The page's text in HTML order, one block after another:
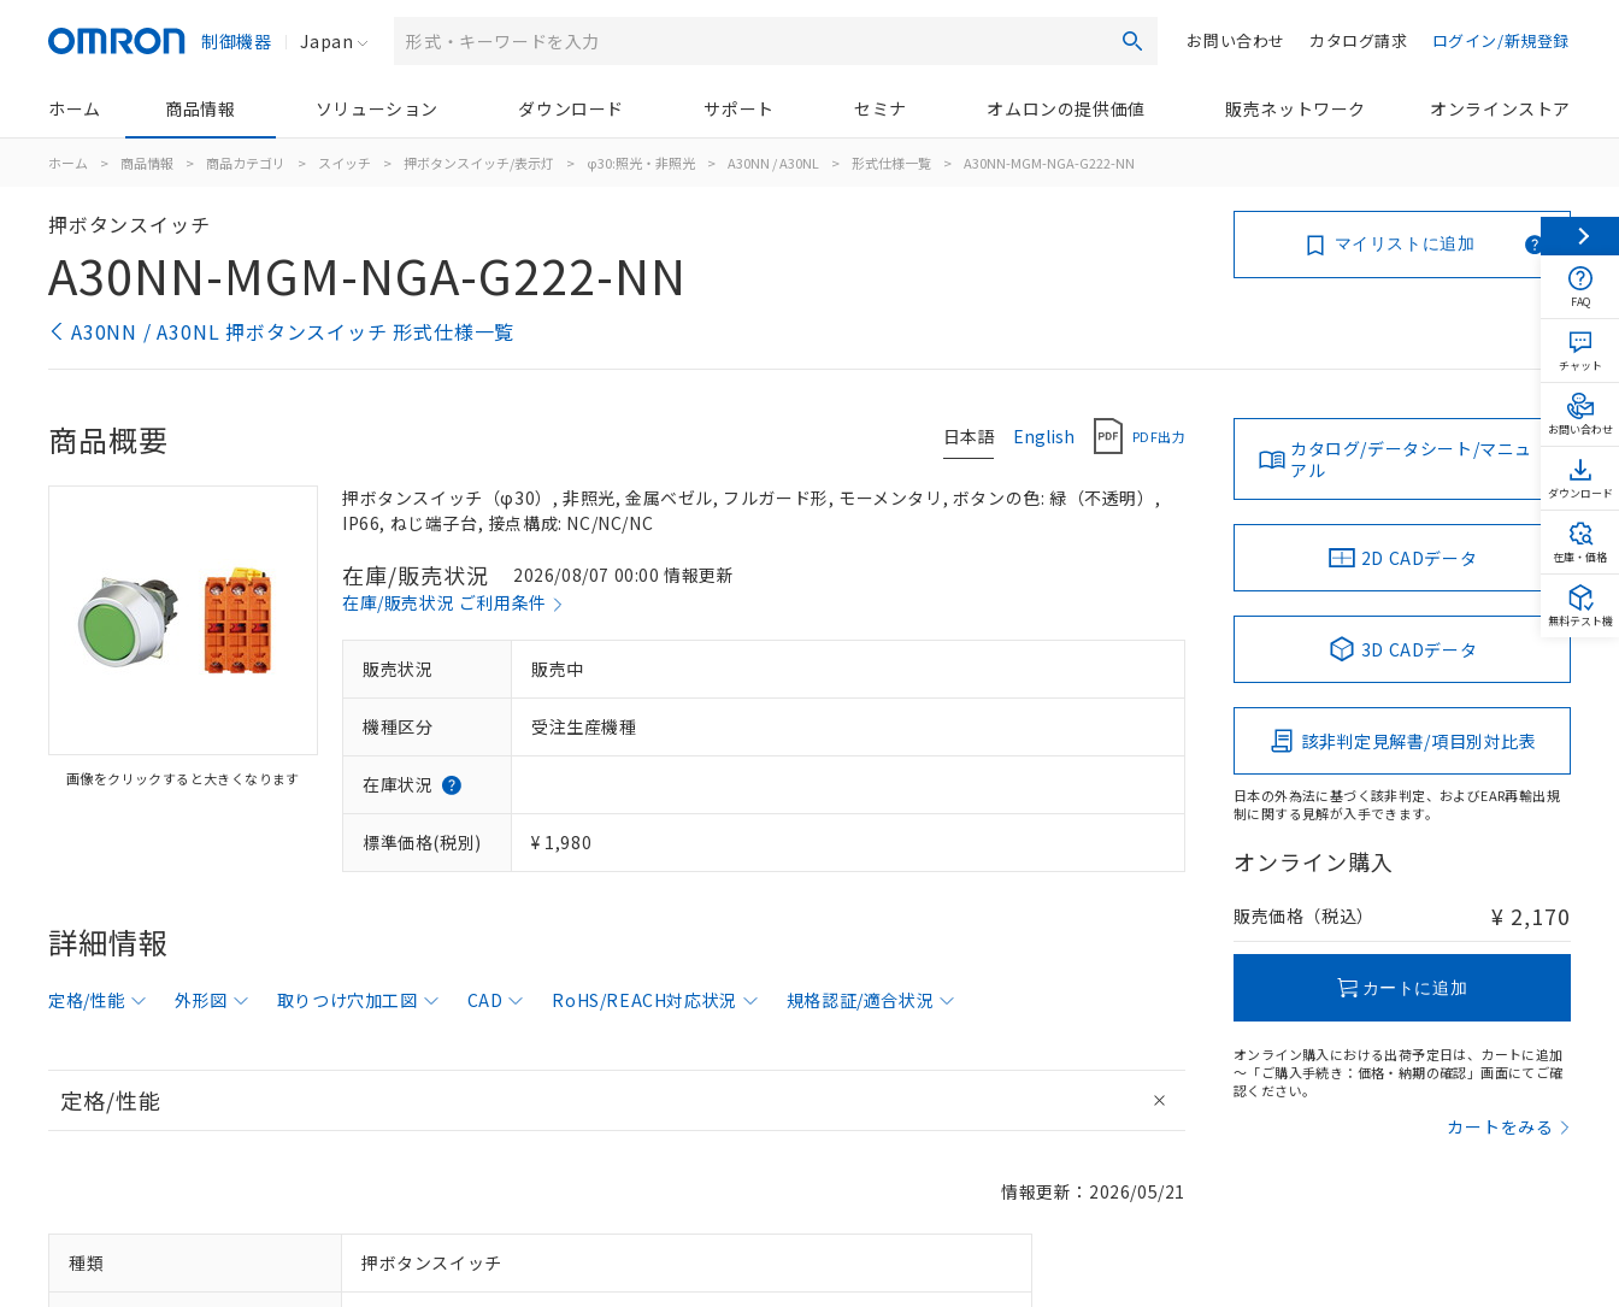
制御機器 Japan 検索 ログイン/新規登録
カタログ請求
お問い合わせ
ホーム 商品情報 ソリューション ダウンロード サポート セミナ オムロンの提供価値 販売ネットワーク オンラインストア
ホーム > 商品情報 > 商品カテゴリ > スイッチ > 押ボタンスイッチ/表示灯 > φ30:照光・非照光 > A30NN / A30NL > 形式仕様一覧 > A30NN-MGM-NGA-G222-NN
押ボタンスイッチ
A30NN-MGM-NGA-G222-NN
A30NN / A30NL 押ボタンスイッチ 形式仕様一覧
マイリストに追加
日本語 English PDF出力
商品概要
画像をクリックすると大きくなります
押ボタンスイッチ（φ30）, 非照光, 金属ベゼル, フルガード形, モーメンタリ, ボタンの色: 緑（不透明）,
IP66, ねじ端子台, 接点構成: NC/NC/NC
在庫/販売状況
2026/08/07 00:00 情報更新
在庫/販売状況 ご利用条件
販売状況 販売中
機種区分 受注生産機種
在庫状況
標準価格(税別) ¥ 1,980
詳細情報
定格/性能 外形図 取りつけ穴加工図 CAD RoHS/REACH対応状況 規格認証/適合状況
定格/性能
情報更新：2026/05/21
種類 押ボタンスイッチ
カタログ/データシート/マニュ
アル
2D CADデータ
3D CADデータ
該非判定見解書/項目別対比表
日本の外為法に基づく該非判定、およびEAR再輸出規
制に関する見解が入手できます。
オンライン購入
販売価格（税込） ¥ 2,170
カートに追加
オンライン購入における出荷予定日は、カートに追加
～「ご購入手続き：価格・納期の確認」画面にてご確
認ください。
カートをみる
FAQ
チャット
お問い合わせ
ダウンロード
在庫・価格
無料テスト機